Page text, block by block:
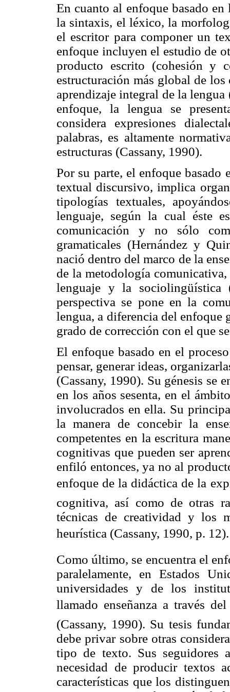
En cuanto al enfoque basado
la sintaxis, el léxico, la
el escritor para componer un
enfoque incluyen el estudio de
producto escrito (cohesión y
estructuración más global de
aprendizaje integral de la
enfoque, la lengua se
considera expresiones
palabras, es altamente
estructuras (Cassany, 1990).
Por su parte, el enfoque
textual discursivo, implica
tipologías textuales,
lenguaje, según la cual éste
comunicación y no sólo
gramaticales (Hernández y
nació dentro del marco de la
de la metodología
lenguaje y la sociolingüística
perspectiva se pone en la
lengua, a diferencia del enfoque
grado de corrección con el que
El enfoque basado en el
pensar, generar ideas,
(Cassany, 1990). Su génesis se
en los años sesenta, en el
involucrados en ella. Su
la manera de concebir la
competentes en la escritura
cognitivas que pueden ser
enfiló entonces, ya no al
enfoque de la didáctica de la
cognitiva, así como de otras
técnicas de creatividad y los
heurística (Cassany, 1990, p. 12).
Como último, se encuentra el
paralelamente, en Estados
universidades y de los
llamado enseñanza a través
(Cassany, 1990). Su tesis
debe privar sobre otras
tipo de texto. Sus seguidores
necesidad de producir textos
características que los